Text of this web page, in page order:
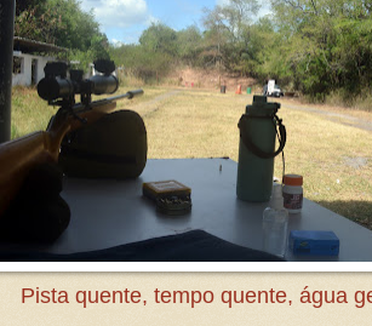
Pista quente, tempo quente, água